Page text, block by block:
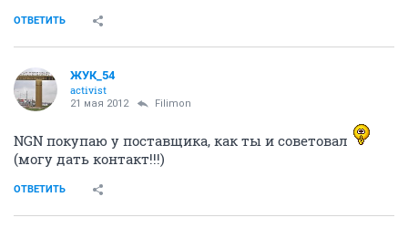
ОТВЕТИТЬ
ЖУК_54
activist
21 мая 2012 Filimon
NGN покупаю у поставщика, как ты и советовал
(могу дать контакт!!!)
ОТВЕТИТЬ